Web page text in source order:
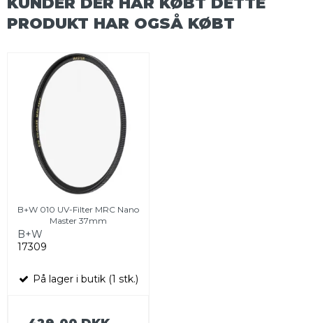
PRODUKT HAR OGSÅ KØBT
B+W 010 UV-Filter MRC Nano
Master 37mm
B+W
17309
På lager i butik (1 stk.)